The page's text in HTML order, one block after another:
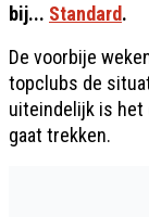
bij... Standard.
De voorbije
topclubs de
uiteindelijk is het
gaat trekken.